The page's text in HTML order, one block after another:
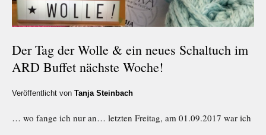
Der Tag der Wolle & ein neues Schaltuch im
ARD Buffet nächste Woche!
Veröffentlicht von Tanja Steinbach
… wo fange ich nur an… letzten Freitag, am 01.09.2017 war ich